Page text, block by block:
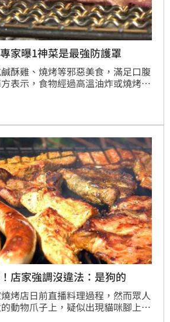
家曝1神菜是最強防護罩
酥雞、燒烤等邪惡美食，滿足口腹
表示，食物經過高溫油炸或燒烤
法避免，則可以補充CP值最高的
店家強調沒違法：是狗的
烤店日前直播料理過程，然而眾人
動物爪子上，疑似出現貓咪腳上的